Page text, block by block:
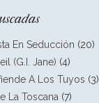
En Seducción (20)
(G.I. Jane) (4)
A Los Tuyos (3)
La Toscana (7)